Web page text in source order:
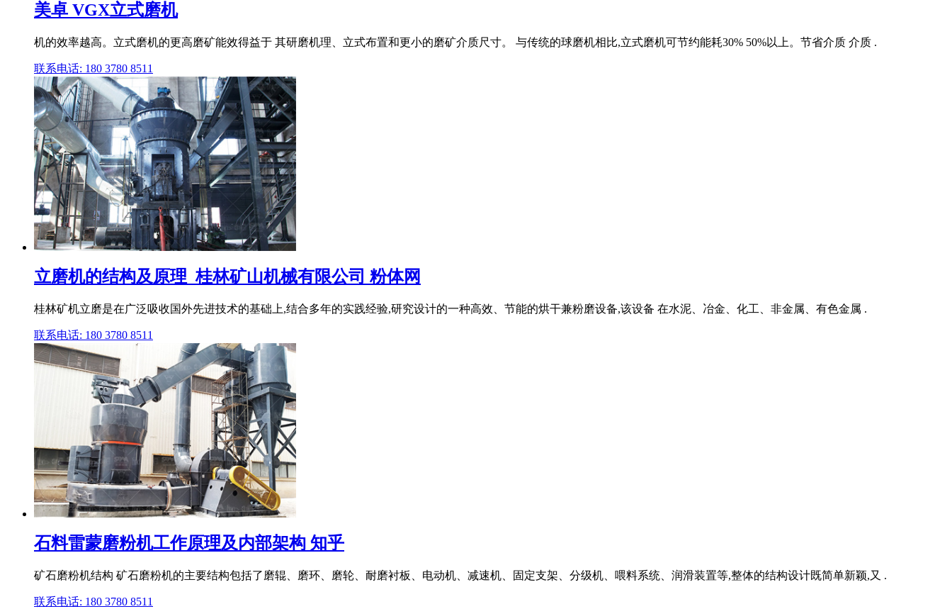
美卓 VGX立式磨机
机的效率越高。立式磨机的更高磨矿能效得益于 其研磨机理、立式布置和更小的磨矿介质尺寸。 与传统的球磨机相比,立式磨机可节约能耗30% 50%以上。节省介质 介质 .
联系电话: 180 3780 8511
立磨机的结构及原理_桂林矿山机械有限公司 粉体网
桂林矿机立磨是在广泛吸收国外先进技术的基础上,结合多年的实践经验,研究设计的一种高效、节能的烘干兼粉磨设备,该设备 在水泥、冶金、化工、非金属、有色金属 .
联系电话: 180 3780 8511
石料雷蒙磨粉机工作原理及内部架构 知乎
矿石磨粉机结构 矿石磨粉机的主要结构包括了磨辊、磨环、磨轮、耐磨衬板、电动机、减速机、固定支架、分级机、喂料系统、润滑装置等,整体的结构设计既简单新颖,又 .
联系电话: 180 3780 8511